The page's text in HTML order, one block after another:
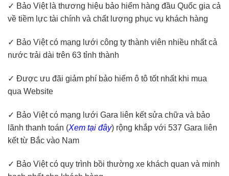
✓ Bảo Việt là thương hiệu bảo hiểm hàng đầu Quốc gia cả
về tiềm lực tài chính và chất lượng phục vụ khách hàng
✓ Bảo Việt có mạng lưới công ty thành viên nhiều nhất cả
nước trải dài trên 63 tỉnh thành
✓ Được ưu đãi giảm phí bảo hiểm ô tô tốt nhất khi mua
qua Website
✓ Bảo Việt có mạng lưới Gara liên kết sửa chữa và bảo
lãnh thanh toán (Xem tại đây) rộng khắp với 537 Gara liên
kết từ Bắc vào Nam
✓ Bảo Việt có quy trình bồi thường xe khách quan và minh